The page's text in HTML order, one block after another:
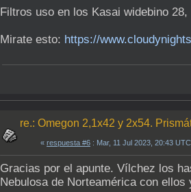
Filtros uso en los Kasai widebino
Mirate esto: https://
re.: Omegon 2,1x42 y 2x54.
« respuesta #6 : Mar, 11 Jul 2023, 20:43
Gracias por el apunte. Vílchez los
Nebulosa de Norteamérica con ellos